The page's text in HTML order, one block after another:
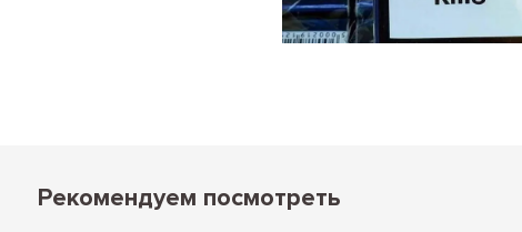
Рекомендуем посмотреть